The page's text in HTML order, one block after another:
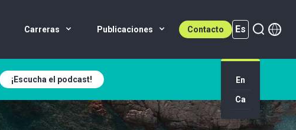
Carreras Publicaciones Contacto Es
Es (active)
En
Ca
¡Escucha el podcast!